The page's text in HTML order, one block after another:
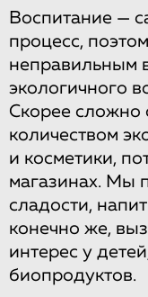
Воспитание —
процесс,
неправильным
экологичного
Скорее сложно
количеством
и косметики,
магазинах. Мы
сладости,
конечно же,
интерес у
биопродуктов.